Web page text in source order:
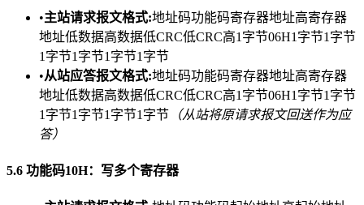
•​​主站请求报文格式:​​地址码功能码寄存器地址高寄存器
地址低数据高数据低CRC低CRC高1字节06H1字节1字节
1字节1字节1字节1字节
•​​从站应答报文格式:​​地址码功能码寄存器地址高寄存器
地址低数据高数据低CRC低CRC高1字节06H1字节1字节
1字节1字节1字节1字节 （从站将原请求报文回送作为应
答）
​5.6 功能码10H：写多个寄存器​